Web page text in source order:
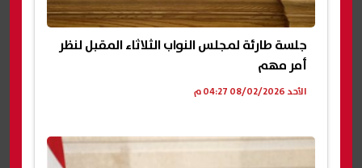
جلسة طارئة لمجلس النواب الثلاثاء المقبل لنظر
أمر مهم
الأحد 08/02/2026 04:27 م